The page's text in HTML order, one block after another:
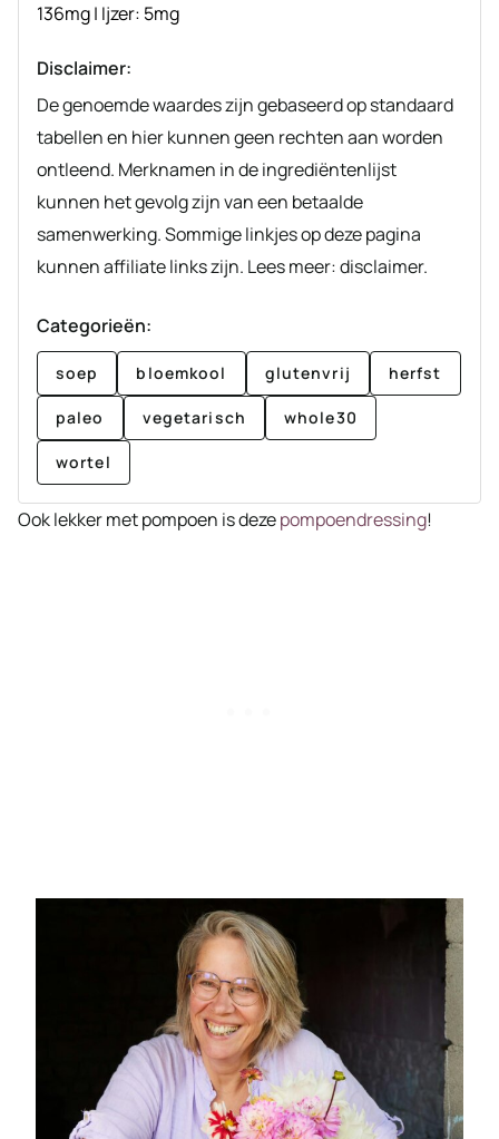
136mg| Ijzer: 5mg
Disclaimer:
De genoemde waardes zijn gebaseerd op standaard
tabellen en hier kunnen geen rechten aan worden
ontleend. Merknamen in de ingrediëntenlijst
kunnen het gevolg zijn van een betaalde
samenwerking. Sommige linkjes op deze pagina
kunnen affiliate links zijn. Lees meer: disclaimer.
Categorieën:
soep bloemkool glutenvrij herfst
paleo vegetarisch whole30
wortel
Ook lekker met pompoen is dezepompoendressing!